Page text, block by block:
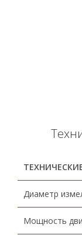
Диаметр
Мощность